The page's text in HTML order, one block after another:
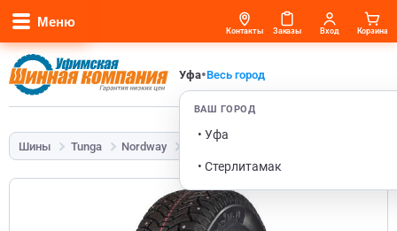
Меню
Уфа•Весь город
ВАШ ГОРОД
• Уфа
• Стерлитамак
Контакты Заказы Вход Корзина
Шины Tunga Nordway